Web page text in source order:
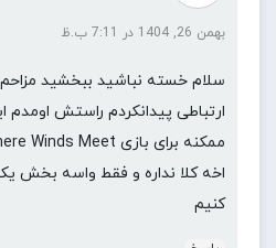
این سری محسوب می‌شود، در ژاپن
Azuchi-Momoyama
داخلی، روایت می‌شود.
بهمن 26, 1404 در 7:11 ب.ظ
سلام خسته نباشید ببخشید
ارتباطی پیدانکردم راستش اومدم
ممکنه برای بازی Where Winds Meet ترینر بسازید؟
اخه کلا نداره و فقط واسه بخش
کنیم